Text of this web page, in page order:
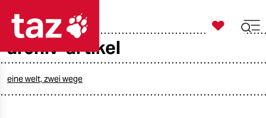

taz zahl ich
archiv-artikel
eine welt, zwei wege